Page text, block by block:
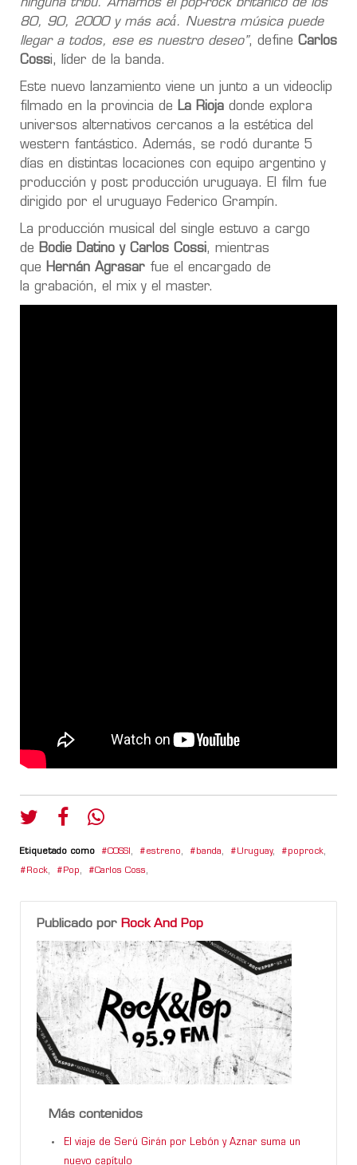
ninguna tribu. Amamos el pop-rock británico de los
80, 90, 2000 y más acá́. Nuestra música puede
llegar a todos, ese es nuestro deseo”, define Carlos
Cossi, líder de la banda.
Este nuevo lanzamiento viene un junto a un videoclip
filmado en la provincia de La Rioja donde explora
universos alternativos cercanos a la estética del
western fantástico. Además, se rodó durante 5
días en distintas locaciones con equipo argentino y
producción y post producción uruguaya. El film fue
dirigido por el uruguayo Federico Grampín.
La producción musical del single estuvo a cargo
de Bodie Datino y Carlos Cossi, mientras
que Hernán Agrasar fue el encargado de
la grabación, el mix y el master.
Etiquetado como COSSI , estreno, banda, Uruguay, poprock,
Rock, Pop, Carlos Coss,
Publicado por Rock And Pop
Más contenidos
El viaje de Serú Girán por Lebón y Aznar suma un
nuevo capítulo